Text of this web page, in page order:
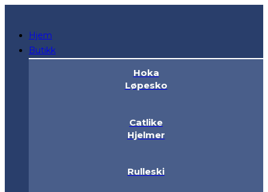
innholdet
Hjem
Butikk
Hoka
Løpesko
Catlike
Hjelmer
Rulleski